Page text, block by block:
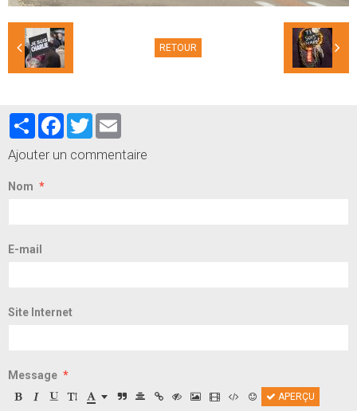
RETOUR
PartagerFacebook
Twitter
Ajouter un commentaire
Nom
E-mail
Site Internet
Message
APERÇU